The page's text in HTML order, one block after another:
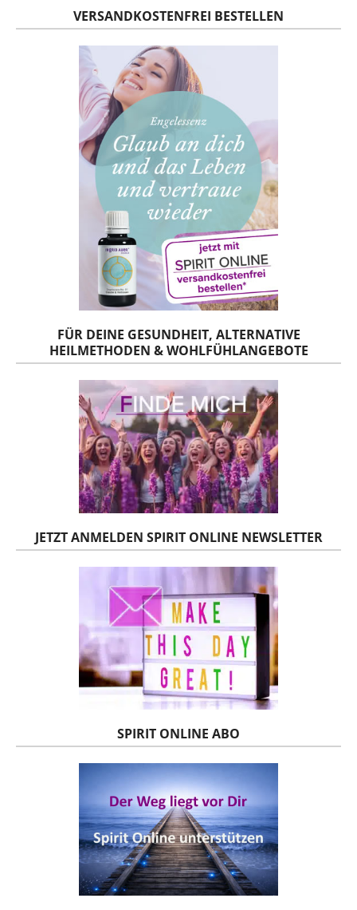
VERSANDKOSTENFREI BESTELLEN
FÜR DEINE GESUNDHEIT, ALTERNATIVE
HEILMETHODEN & WOHLFÜHLANGEBOTE
JETZT ANMELDEN SPIRIT ONLINE NEWSLETTER
SPIRIT ONLINE ABO